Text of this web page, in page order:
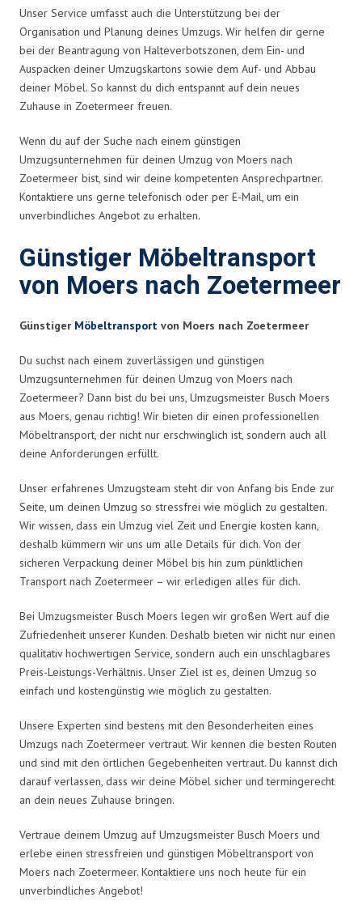
Unser Service umfasst auch die Unterstützung bei der
Organisation und Planung deines Umzugs. Wir helfen dir gerne
bei der Beantragung von Halteverbotszonen, dem Ein- und
Auspacken deiner Umzugskartons sowie dem Auf- und Abbau
deiner Möbel. So kannst du dich entspannt auf dein neues
Zuhause in Zoetermeer freuen.
Wenn du auf der Suche nach einem günstigen
Umzugsunternehmen für deinen Umzug von Moers nach
Zoetermeer bist, sind wir deine kompetenten Ansprechpartner.
Kontaktiere uns gerne telefonisch oder per E-Mail, um ein
unverbindliches Angebot zu erhalten.
Günstiger Möbeltransport
von Moers nach Zoetermeer
Günstiger Möbeltransport von Moers nach Zoetermeer
Du suchst nach einem zuverlässigen und günstigen
Umzugsunternehmen für deinen Umzug von Moers nach
Zoetermeer? Dann bist du bei uns, Umzugsmeister Busch Moers
aus Moers, genau richtig! Wir bieten dir einen professionellen
Möbeltransport, der nicht nur erschwinglich ist, sondern auch all
deine Anforderungen erfüllt.
Unser erfahrenes Umzugsteam steht dir von Anfang bis Ende zur
Seite, um deinen Umzug so stressfrei wie möglich zu gestalten.
Wir wissen, dass ein Umzug viel Zeit und Energie kosten kann,
deshalb kümmern wir uns um alle Details für dich. Von der
sicheren Verpackung deiner Möbel bis hin zum pünktlichen
Transport nach Zoetermeer – wir erledigen alles für dich.
Bei Umzugsmeister Busch Moers legen wir großen Wert auf die
Zufriedenheit unserer Kunden. Deshalb bieten wir nicht nur einen
qualitativ hochwertigen Service, sondern auch ein unschlagbares
Preis-Leistungs-Verhältnis. Unser Ziel ist es, deinen Umzug so
einfach und kostengünstig wie möglich zu gestalten.
Unsere Experten sind bestens mit den Besonderheiten eines
Umzugs nach Zoetermeer vertraut. Wir kennen die besten Routen
und sind mit den örtlichen Gegebenheiten vertraut. Du kannst dich
darauf verlassen, dass wir deine Möbel sicher und termingerecht
an dein neues Zuhause bringen.
Vertraue deinem Umzug auf Umzugsmeister Busch Moers und
erlebe einen stressfreien und günstigen Möbeltransport von
Moers nach Zoetermeer. Kontaktiere uns noch heute für ein
unverbindliches Angebot!